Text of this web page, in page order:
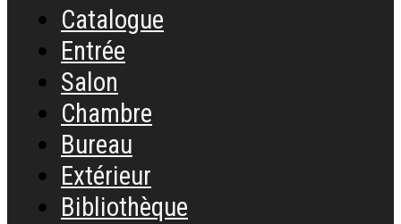
Catalogue
Entrée
Salon
Chambre
Bureau
Extérieur
Bibliothèque